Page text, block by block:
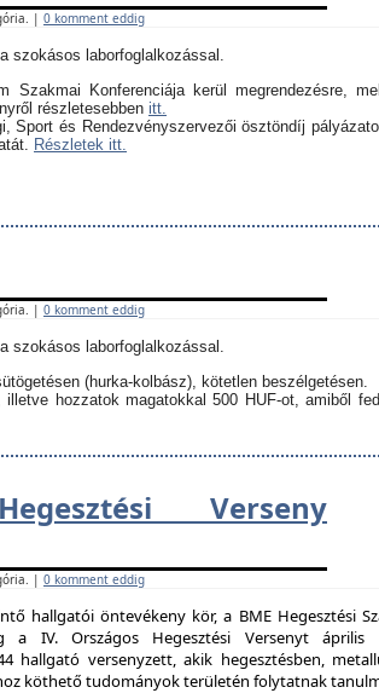
| 0 komment eddig
szokásos laborfoglalkozással.
Szakmai Konferenciája kerül megrendezésre,
részletesebben itt.
Sport és Rendezvényszervezői ösztöndíj
Részletek itt.
| 0 komment eddig
szokásos laborfoglalkozással.
(hurka-kolbász), kötetlen beszélgetésen.
illetve hozzatok magatokkal 500 HUF-ot, amiből
Verseny
| 0 komment eddig
hallgatói öntevékeny kör, a BME Hegesztési
IV. Országos Hegesztési Versenyt április
hallgató versenyzett, akik hegesztésben,
köthető tudományok területén folytatnak